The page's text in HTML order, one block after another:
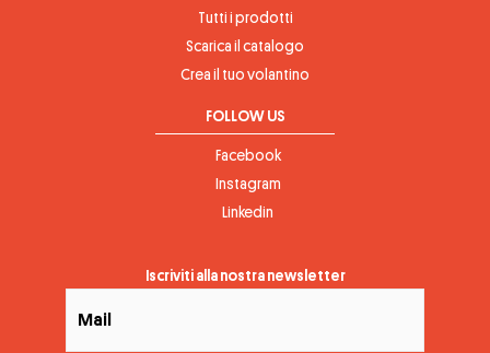
Tutti i prodotti
Scarica il catalogo
Crea il tuo volantino
FOLLOW US
Facebook
Instagram
Linkedin
Iscriviti alla nostra newsletter